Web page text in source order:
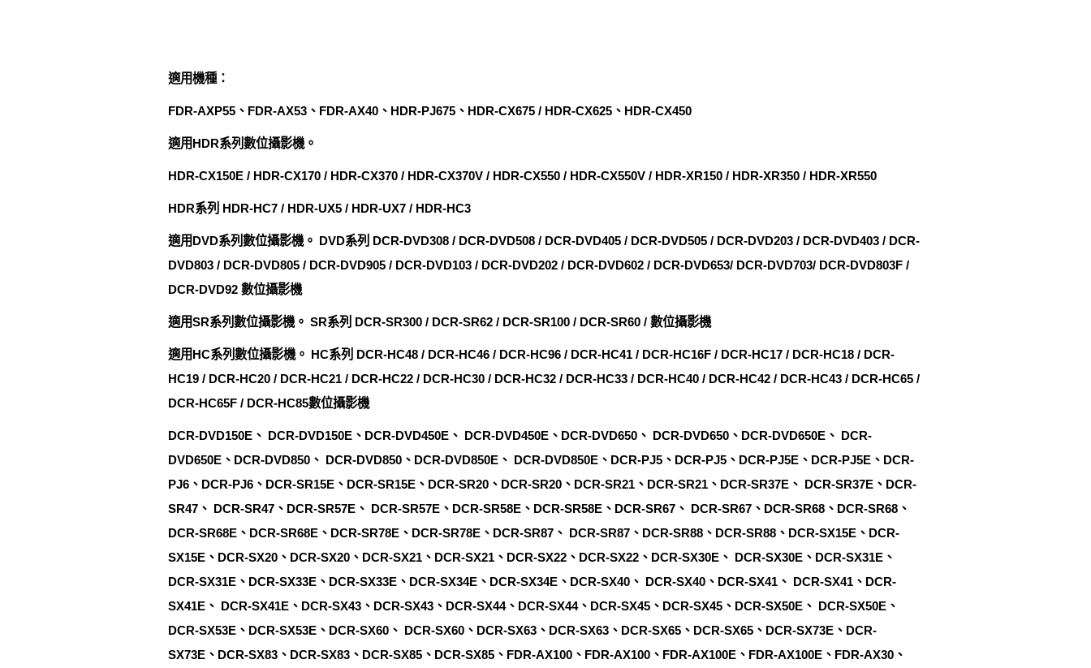
適用機種：
FDR-AXP55、FDR-AX53、FDR-AX40、HDR-PJ675、HDR-CX675 / HDR-CX625、HDR-CX450
適用HDR系列數位攝影機。
HDR-CX150E / HDR-CX170 / HDR-CX370 / HDR-CX370V / HDR-CX550 / HDR-CX550V / HDR-XR150 / HDR-XR350 / HDR-XR550
HDR系列 HDR-HC7 / HDR-UX5 / HDR-UX7 / HDR-HC3
適用DVD系列數位攝影機。 DVD系列 DCR-DVD308 / DCR-DVD508 / DCR-DVD405 / DCR-DVD505 / DCR-DVD203 / DCR-DVD403 / DCR-
DVD803 / DCR-DVD805 / DCR-DVD905 / DCR-DVD103 / DCR-DVD202 / DCR-DVD602 / DCR-DVD653/ DCR-DVD703/ DCR-DVD803F /
DCR-DVD92 數位攝影機
適用SR系列數位攝影機。 SR系列 DCR-SR300 / DCR-SR62 / DCR-SR100 / DCR-SR60 / 數位攝影機
適用HC系列數位攝影機。 HC系列 DCR-HC48 / DCR-HC46 / DCR-HC96 / DCR-HC41 / DCR-HC16F / DCR-HC17 / DCR-HC18 / DCR-
HC19 / DCR-HC20 / DCR-HC21 / DCR-HC22 / DCR-HC30 / DCR-HC32 / DCR-HC33 / DCR-HC40 / DCR-HC42 / DCR-HC43 / DCR-HC65 /
DCR-HC65F / DCR-HC85數位攝影機
DCR-DVD150E、 DCR-DVD150E、DCR-DVD450E、 DCR-DVD450E、DCR-DVD650、 DCR-DVD650、DCR-DVD650E、 DCR-
DVD650E、DCR-DVD850、 DCR-DVD850、DCR-DVD850E、 DCR-DVD850E、DCR-PJ5、DCR-PJ5、DCR-PJ5E、DCR-PJ5E、DCR-
PJ6、DCR-PJ6、DCR-SR15E、DCR-SR15E、DCR-SR20、DCR-SR20、DCR-SR21、DCR-SR21、DCR-SR37E、 DCR-SR37E、DCR-
SR47、 DCR-SR47、DCR-SR57E、 DCR-SR57E、DCR-SR58E、DCR-SR58E、DCR-SR67、 DCR-SR67、DCR-SR68、DCR-SR68、
DCR-SR68E、DCR-SR68E、DCR-SR78E、DCR-SR78E、DCR-SR87、 DCR-SR87、DCR-SR88、DCR-SR88、DCR-SX15E、DCR-
SX15E、DCR-SX20、DCR-SX20、DCR-SX21、DCR-SX21、DCR-SX22、DCR-SX22、DCR-SX30E、 DCR-SX30E、DCR-SX31E、
DCR-SX31E、DCR-SX33E、DCR-SX33E、DCR-SX34E、DCR-SX34E、DCR-SX40、 DCR-SX40、DCR-SX41、 DCR-SX41、DCR-
SX41E、 DCR-SX41E、DCR-SX43、DCR-SX43、DCR-SX44、DCR-SX44、DCR-SX45、DCR-SX45、DCR-SX50E、 DCR-SX50E、
DCR-SX53E、DCR-SX53E、DCR-SX60、 DCR-SX60、DCR-SX63、DCR-SX63、DCR-SX65、DCR-SX65、DCR-SX73E、DCR-
SX73E、DCR-SX83、DCR-SX83、DCR-SX85、DCR-SX85、FDR-AX100、FDR-AX100、FDR-AX100E、FDR-AX100E、FDR-AX30、